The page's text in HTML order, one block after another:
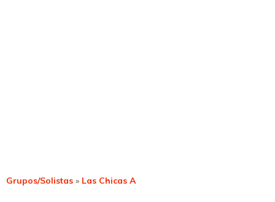
Grupos/Solistas » Las Chicas A